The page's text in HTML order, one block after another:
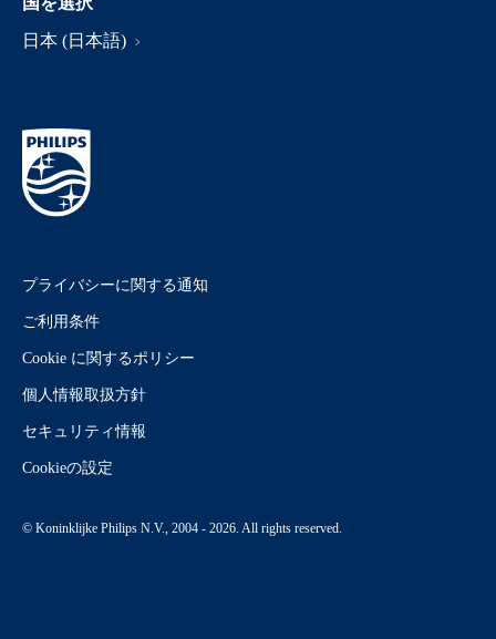
日本 (日本語)
プライバシーに関する通知
ご利用条件
Cookie に関するポリシー
個人情報取扱方針
セキュリティ情報
Cookieの設定
© Koninklijke Philips N.V., 2004 - 2026. All rights reserved.